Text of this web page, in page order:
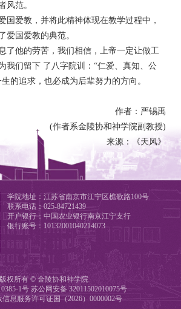
风范。
国爱教，并将此精神体现在教学过程中，
爱国爱教的典范。
了他的劳苦，我们相信，上帝一定让做工
我们留下 了八字院训：“仁爱、真知、公
的追求，也必成为后辈努力的方向。
作者：严锡禹
(作者系金陵协和神学院副教授)
来源：《天风》
学院地址：江苏省南京市江宁区樵歌路100号
联系电话：025-84721439
开户银行：中国农业银行南京江宁支行
银行账号：10132001040214073
版权所有 © 金陵协和神学院
1号 苏公网安备 32011502010075号
息服务许可证国（2026）0000002号